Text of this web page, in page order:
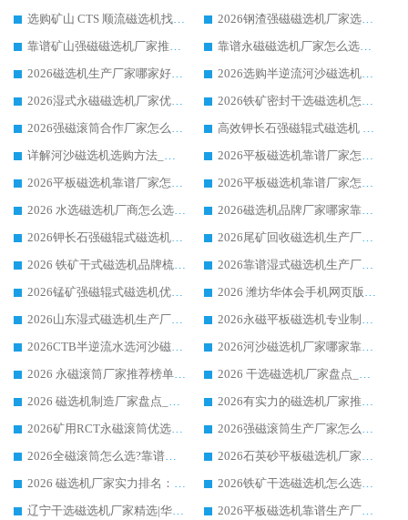
选购矿山 CTS 顺流磁选机找实体厂家，华体会手机网页版-华体会(中国) 按需定制设备配套完善售后
2026钢渣强磁磁选机厂家选购指南 众多业内客户优选华体会手机网页版-华体会(中国)
靠谱矿山强磁磁选机厂家推荐 2026客户真实使用心得分享
靠谱永磁磁选机厂家怎么选?福建客户真实体验分享华体会手机网页版-华体会(中国) 品牌
2026磁选机生产厂家哪家好?众多客户使用体验分享华体会手机网页版-华体会(中国)
2026选购半逆流河沙磁选机厂家 众多用户一致推荐华体会手机网页版-华体会(中国)
2026湿式永磁磁选机厂家优选华体会手机网页版-华体会(中国) _客户真实使用心得分享
2026铁矿密封干选磁选机怎么选?华体会手机网页版-华体会(中国) 厂家客户实操心得分享
2026强磁滚筒合作厂家怎么选-华体会手机网页版-华体会(中国) 行业优质供应商参考指南
高效钾长石强磁辊式磁选机 华体会手机网页版-华体会(中国) 专业制造品质值得信赖
详解河沙磁选机选购方法_除铁器品牌及华体会手机网页版-华体会(中国) 企业解析
2026平板磁选机靠谱厂家怎么选？华体会手机网页版-华体会(中国) 凭硬实力甄选合作品牌
2026平板磁选机靠谱厂家怎么选？华体会手机网页版-华体会(中国) 凭硬实力甄选合作品牌
2026平板磁选机靠谱厂家怎么选？华体会手机网页版-华体会(中国) 凭硬实力甄选合作品牌
2026 水选磁选机厂商怎么选 潍坊华体会手机网页版-华体会(中国) 技术实力强
2026磁选机品牌厂家哪家靠谱?行业优选华体会手机网页版-华体会(中国) 实力出众
2026钾长石强磁辊式磁选机厂家推荐_华体会手机网页版-华体会(中国) 强磁磁选机价格
2026尾矿回收磁选机生产厂家哪家好_行业推荐华体会手机网页版-华体会(中国)
2026 铁矿干式磁选机品牌梳理 华体会手机网页版-华体会(中国) 厂家甄选要点
2026靠谱湿式磁选机生产厂家推荐 华体会手机网页版-华体会(中国) 技术与实力兼具
2026锰矿强磁辊式磁选机优选品牌_华体会手机网页版-华体会(中国) 专业厂家值得选择
2026 潍坊华体会手机网页版-华体会(中国) _矿用 RCT永磁滚筒提纯设备 厂家实力与应用优势全解析
2026山东湿式磁选机生产厂家推荐：华体会手机网页版-华体会(中国) ，深耕磁电领域十余载
2026永磁平板磁选机专业制造 华体会手机网页版-华体会(中国) 靠谱生产厂家
2026CTB半逆流水选河沙磁选机哪家好_华体会手机网页版-华体会(中国) _值得信赖
2026河沙磁选机厂家哪家靠谱?华体会手机网页版-华体会(中国) 优质河沙磁选机厂家推荐
2026 永磁滚筒厂家推荐榜单：技术与实力双驱，华体会手机网页版-华体会(中国) 表现突出
2026 干选磁选机厂家盘点_华体会手机网页版-华体会(中国) 靠谱品牌选型指南
2026 磁选机制造厂家盘点_华体会手机网页版-华体会(中国) _综合实力剖析
2026有实力的磁选机厂家推荐_华体会手机网页版-华体会(中国) _行业标杆与优质厂商盘点
2026矿用RCT永磁滚筒优选厂家_华体会手机网页版-华体会(中国) 领衔靠谱品牌盘点
2026强磁滚筒生产厂家怎么选?行业口碑推荐华体会手机网页版-华体会(中国)
2026全磁滚筒怎么选?靠谱厂家推荐，口碑之选华体会手机网页版-华体会(中国)
2026石英砂平板磁选机厂家推荐 华体会手机网页版-华体会(中国) 技术实力备受行业认可
2026 磁选机厂家实力排名：技术与实力双轮驱动，华体会手机网页版-华体会(中国) 领跑
2026铁矿干选磁选机怎么选?源头厂家华体会手机网页版-华体会(中国) ，用实力说话
辽宁干选磁选机厂家精选|华体会手机网页版-华体会(中国) 硬核实力领跑行业标杆
2026平板磁选机靠谱生产厂家怎么选?行业标杆华体会手机网页版-华体会(中国) ，凭硬实力脱颖而出